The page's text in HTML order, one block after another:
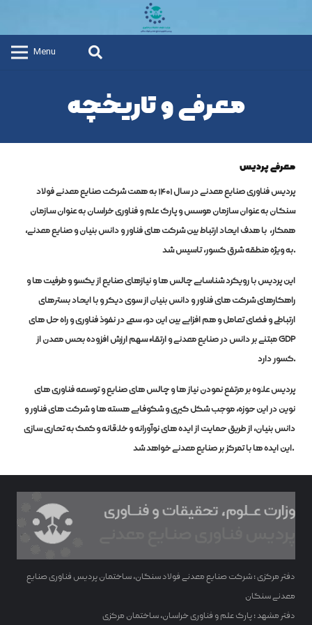
Menu
معرفی و تاریخچه
معرفی پردیس
پردیس فناوری صنایع معدنی در سال ۱۴۰۱ به همت شرکت صنایع معدنی فولاد
سنگان به عنوان سازمان موسس و پارک علم و فناوری خراسان به عنوان سازمان
همکار، با هدف ایجاد ارتباط بین شرکت های فناور و دانش بنیان و صنایع معدنی،
به ویژه منطقه شرق کشور، تاسیس شد.
این پردیس با رویکرد شناسایی چالش ها و نیازهای صنایع از یکسو و ظرفیت ها و
راهکارهای شرکت های فناور و دانش بنیان از سوی دیگر و با ایجاد بسترهای
ارتباطی و فضای تعامل و هم افزایی بین این دو، سعی در نفوذ فناوری و راه حل های
مبتنی بر دانش در صنایع معدنی و ارتقاء سهم ارزش افزوده بخش معدن از GDP
کشور دارد.
پردیس علاوه بر مرتفع نمودن نیاز ها و چالش های صنایع و توسعه فناوری های
نوین در این حوزه، موجب شکل گیری و شکوفایی هسته ها و شرکت های فناور و
دانش بنیان، از طریق حمایت از ایده های نوآورانه و خلاقانه و کمک به تجاری سازی
این ایده ها با تمرکز بر صنایع معدنی خواهد شد.
دفتر مرکزی : شرکت صنایع معدنی فولاد سنگان، ساختمان پردیس فناوری صنایع
معدنی سنگان
دفتر مشهد : پارک علم و فناوری خراسان، ساختمان مرکزی